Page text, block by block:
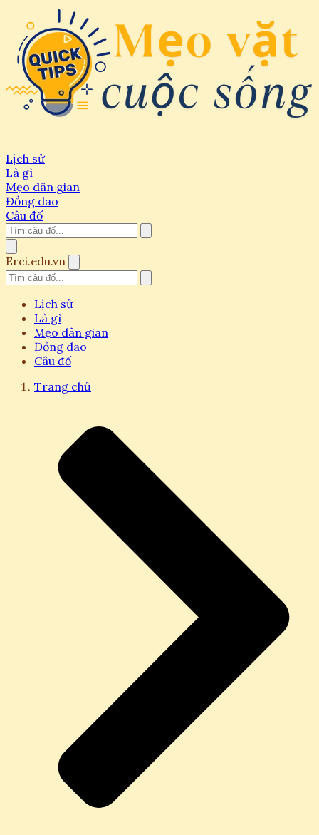
Lịch sử
Là gì
Mẹo dân gian
Đồng dao
Câu đố
Erci.edu.vn
Lịch sử
Là gì
Mẹo dân gian
Đồng dao
Câu đố
Trang chủ